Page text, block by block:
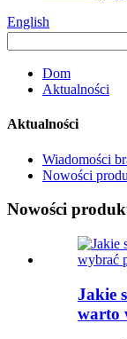
English
Dom
Aktualności
Aktualności
Wiadomości
Nowości
Nowości
Jakie
warto